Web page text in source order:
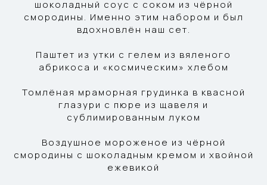
шоколадный соус с соком из чёрной
смородины. Именно этим набором и был
вдохновлён наш сет.
Паштет из утки с гелем из вяленого
абрикоса и «космическим» хлебом
Томлёная мраморная грудинка в квасной
глазури с пюре из щавеля и
сублимированным луком
Воздушное мороженое из чёрной
смородины с шоколадным кремом и хвойной
ежевикой